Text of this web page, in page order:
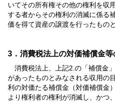
いてその所有権その他の権利を収
する者からその権利の消滅に係る
価を得て資産の譲渡を行ったもの
3．消費税法上の対価補償金等
消費税法上、上記2.の「補償金
があったものとみなされる収用の
利の対価たる補償金（対価補償金
より権利者の権利が消滅し、かつ